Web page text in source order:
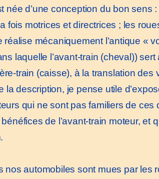
née d’une conception du bon sens
fois motrices et directrices ; les
réalise mécaniquement l’antique «
laquelle l’avant-train (cheval))
train (caisse), à la translation des
la description, je pense utile
qui ne sont pas familiers de ces
de l’avant-train moteur, et
automobiles sont mues par les